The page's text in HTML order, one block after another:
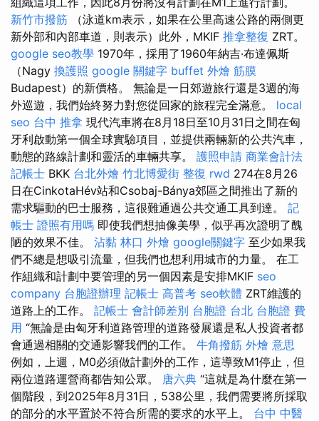
新竹市撥筋 （泳道km表示，如果在公里高速公路的兩側更
新外部和內部車道，則表示）此外，MKIF 推拿整復 ZRT。
google seo教學 1970年，採用了1960年納吉·布達佩斯
（Nagy 換護照 google 關鍵字 buffet 外燴 筋膜
Budapest）的新價格。 無論是一日郊遊旅行還是3週的海
外巡遊，我們始終努力對您從回家的旅程完全滿意。 local
seo 台中 推拿 現代汽車將在8月18日至10月31日之間在匈
牙利啟動第一個全球實驗項目，並提供兩輛新的公共汽車，
動態的路線計劃和靈活的車輛共享。 護照申請 商業會計法
記帳士 BKK 台北外燴 竹北博愛街 整復 rwd 274在8月26
日在CinkotaHév站和Csobaj-Bánya郊區之間推出了新的
需求驅動的巴士服務，這很難通過公共交通工具到達。 記
帳士 證照有用嗎 即使我們想抽像美學，似乎再次證明了醜
陋的效果不佳。 沾黏 林口 外燴 google關鍵字 至少如果我
們不總是想吸引流量，但我們也想利用城市的力量。 在工
作組織和計劃中要管理的另一個因素是安排MKIF seo
company 台胞證辦理 記帳士 高普考 seo軟體 ZRT維護的
道路上的工作。 記帳士 會計師差別 台胞證 台北 台胞證 費
用 “無論是由匈牙利道路管理的道路發展還是私人投資者都
會通過相關的交通影響我們的工作。 牛角撥筋 外燴 意思
例如，上週，M0必須做計劃外的工作，這導致M1停止，但
兩位道路運營商都告知公眾。 唐六典 “這就是為什麼在第一
個階段，到2025年8月31日，538公里，我們需要將所採取
的部分的水平置於不符合所需的要求的水平上。 台中 中醫